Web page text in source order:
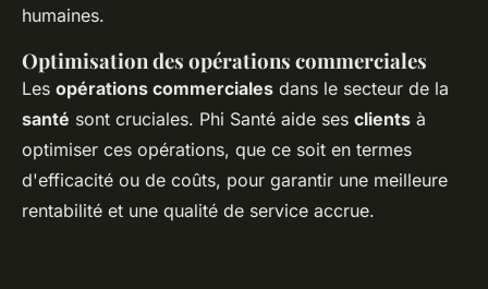
humaines.
Optimisation des opérations commerciales
Les opérations commerciales dans le secteur de la
santé sont cruciales. Phi Santé aide ses clients à
optimiser ces opérations, que ce soit en termes
d'efficacité ou de coûts, pour garantir une meilleure
rentabilité et une qualité de service accrue.